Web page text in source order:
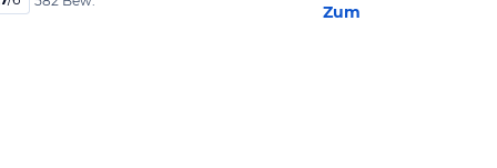
Zum Hotel